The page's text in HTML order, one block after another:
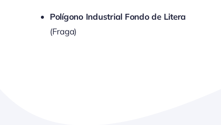
Polígono Industrial Fondo de Litera
(Fraga)